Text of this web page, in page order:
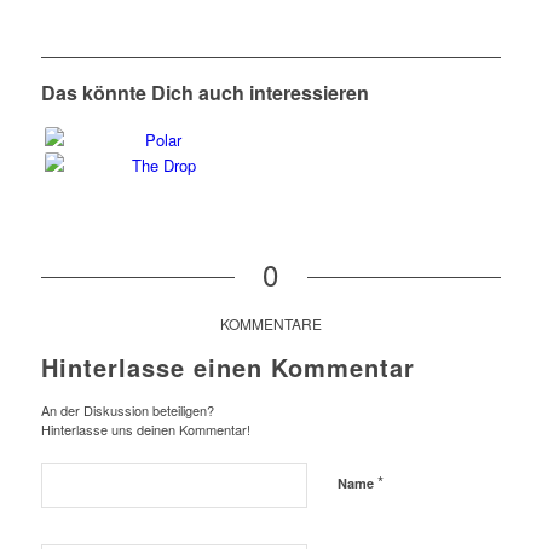
Das könnte Dich auch interessieren
0
KOMMENTARE
Hinterlasse einen Kommentar
An der Diskussion beteiligen?
Hinterlasse uns deinen Kommentar!
Name *